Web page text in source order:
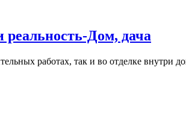
Дом, дача
работах, так и во отделке внутри